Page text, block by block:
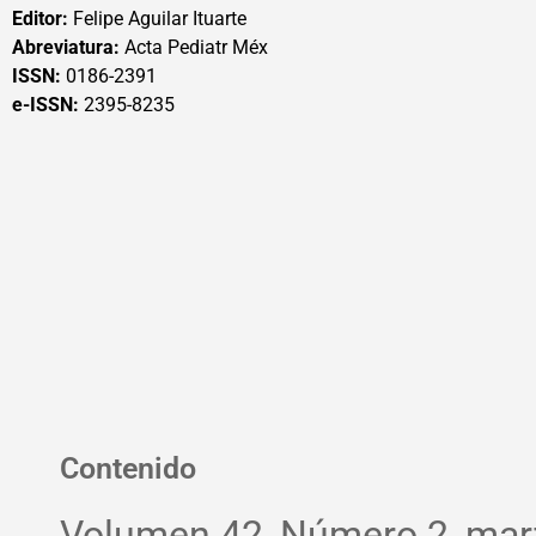
Editor: Felipe Aguilar Ituarte
Abreviatura: Acta Pediatr Méx
ISSN: 0186-2391
e-ISSN: 2395-8235
Contenido